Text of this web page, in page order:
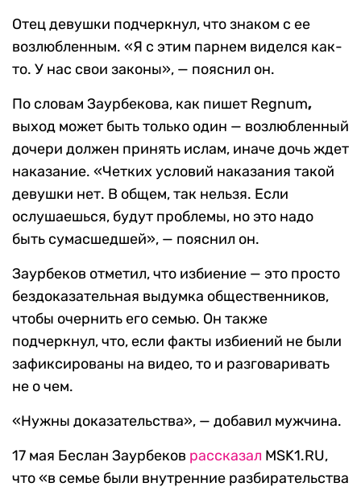
Отец девушки подчеркнул, что знаком с ее
возлюбленным. «Я с этим парнем виделся как-
то. У нас свои законы», — пояснил он.
По словам Заурбекова, как пишет Regnum,
выход может быть только один — возлюбленный
дочери должен принять ислам, иначе дочь ждет
наказание. «Четких условий наказания такой
девушки нет. В общем, так нельзя. Если
ослушаешься, будут проблемы, но это надо
быть сумасшедшей», — пояснил он.
Заурбеков отметил, что избиение — это просто
бездоказательная выдумка общественников,
чтобы очернить его семью. Он также
подчеркнул, что, если факты избиений не были
зафиксированы на видео, то и разговаривать
не о чем.
«Нужны доказательства», — добавил мужчина.
17 мая Беслан Заурбеков рассказал MSK1.RU,
что «в семье были внутренние разбирательства